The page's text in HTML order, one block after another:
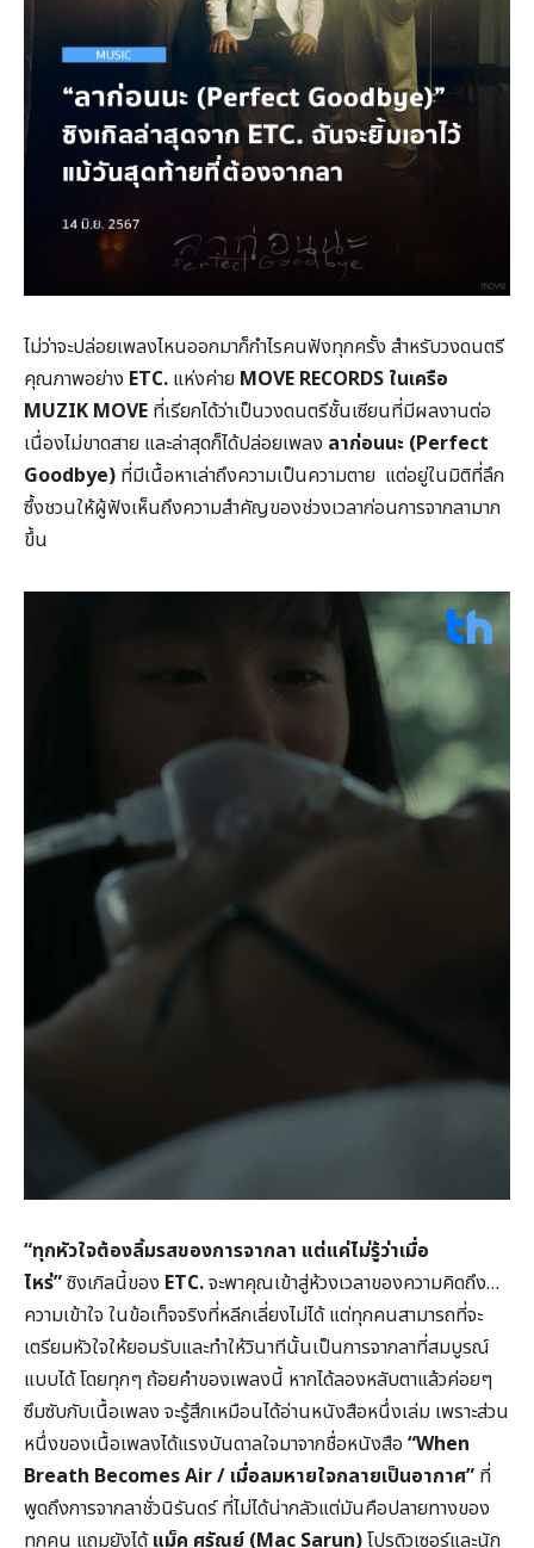
ไม่ว่าจะปล่อยเพลงไหนออกมาก็กำไรคนฟังทุกครั้ง สำหรับวงดนตรี
คุณภาพอย่าง ETC. แห่งค่าย MOVE RECORDS ในเครือ
MUZIK MOVE ที่เรียกได้ว่าเป็นวงดนตรีชั้นเซียนที่มีผลงานต่อ
เนื่องไม่ขาดสาย และล่าสุดก็ได้ปล่อยเพลง ลาก่อนนะ (Perfect
Goodbye) ที่มีเนื้อหาเล่าถึงความเป็นความตาย แต่อยู่ในมิติที่ลึก
ซึ้งชวนให้ผู้ฟังเห็นถึงความสำคัญของช่วงเวลาก่อนการจากลามาก
ขึ้น
“ทุกหัวใจต้องลิ้มรสของการจากลา แต่แค่ไม่รู้ว่าเมื่อ
ไหร่”ซิงเกิลนี้ของ ETC.จะพาคุณเข้าสู่ห้วงเวลาของความคิดถึง…
ความเข้าใจ ในข้อเท็จจริงที่หลีกเลี่ยงไม่ได้ แต่ทุกคนสามารถที่จะ
เตรียมหัวใจให้ยอมรับและทำให้วินาทีนั้นเป็นการจากลาที่สมบูรณ์
แบบได้ โดยทุกๆ ถ้อยคำของเพลงนี้ หากได้ลองหลับตาแล้วค่อยๆ
ซึมซับกับเนื้อเพลง จะรู้สึกเหมือนได้อ่านหนังสือหนึ่งเล่ม เพราะส่วน
หนึ่งของเนื้อเพลงได้แรงบันดาลใจมาจากชื่อหนังสือ “When
Breath Becomes Air / เมื่อลมหายใจกลายเป็นอากาศ” ที่
พูดถึงการจากลาชั่วนิรันดร์ ที่ไม่ได้น่ากลัวแต่มันคือปลายทางของ
ทุกคน แถมยังได้แม็ค ศรัณย์ (Mac Sarun)โปรดิวเซอร์และนัก